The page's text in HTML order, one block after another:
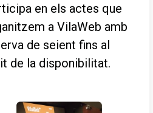
en els actes que
a VilaWeb amb
de seient fins al
de la disponibilitat.